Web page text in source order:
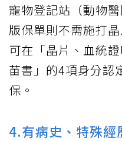
寵物登記站（動物
版保單則不需施打
可在「晶片、血統
苗書」的4項身分認
保。
4.有病史、特殊經